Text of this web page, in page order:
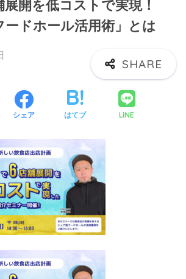
開を低コストで実現！
ードホール活用術」とは
シェア はてブ LINE